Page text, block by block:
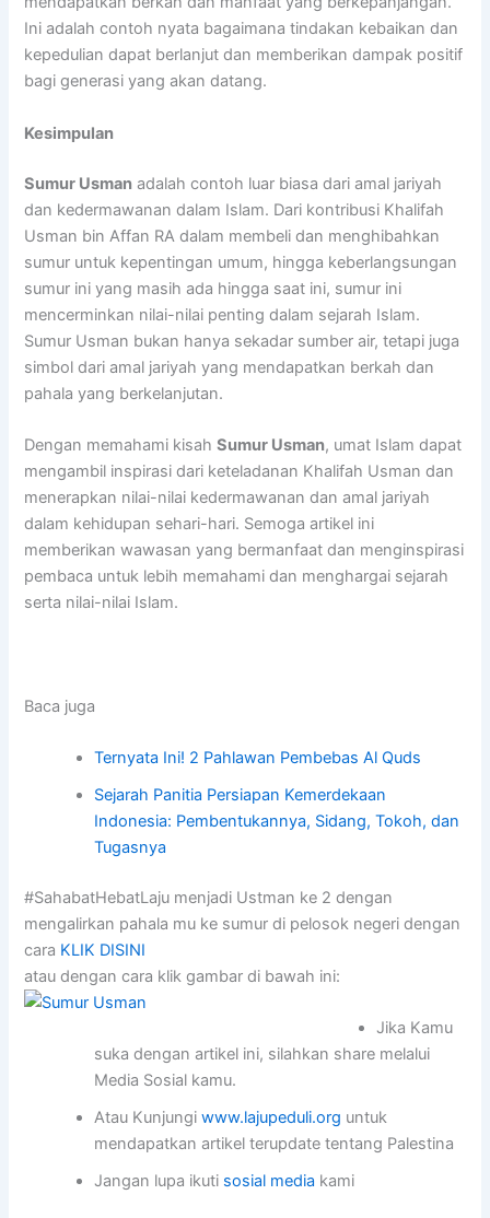
Ini adalah contoh nyata bagaimana tindakan kebaikan dan
kepedulian dapat berlanjut dan memberikan dampak positif
bagi generasi yang akan datang.
Kesimpulan
Sumur Usman adalah contoh luar biasa dari amal jariyah
dan kedermawanan dalam Islam. Dari kontribusi Khalifah
Usman bin Affan RA dalam membeli dan menghibahkan
sumur untuk kepentingan umum, hingga keberlangsungan
sumur ini yang masih ada hingga saat ini, sumur ini
mencerminkan nilai-nilai penting dalam sejarah Islam.
Sumur Usman bukan hanya sekadar sumber air, tetapi juga
simbol dari amal jariyah yang mendapatkan berkah dan
pahala yang berkelanjutan.
Dengan memahami kisahSumur Usman, umat Islam dapat
mengambil inspirasi dari keteladanan Khalifah Usman dan
menerapkan nilai-nilai kedermawanan dan amal jariyah
dalam kehidupan sehari-hari. Semoga artikel ini
memberikan wawasan yang bermanfaat dan menginspirasi
pembaca untuk lebih memahami dan menghargai sejarah
serta nilai-nilai Islam.
Baca juga
Ternyata Ini! 2 Pahlawan Pembebas Al Quds
Sejarah Panitia Persiapan Kemerdekaan
Indonesia: Pembentukannya, Sidang, Tokoh, dan
Tugasnya
#SahabatHebatLaju menjadi Ustman ke 2 dengan
mengalirkan pahala mu ke sumur di pelosok negeri dengan
cara KLIK DISINI
atau dengan cara klik gambar di bawah ini:
Jika Kamu
suka dengan artikel ini, silahkan share melalui
Media Sosial kamu.
Atau Kunjungiwww.lajupeduli.org untuk
mendapatkan artikel terupdate tentang Palestina
Jangan lupa ikuti sosial media kami